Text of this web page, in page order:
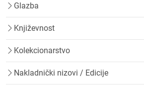
Glazba
Književnost
Kolekcionarstvo
Nakladnički nizovi / Edicije